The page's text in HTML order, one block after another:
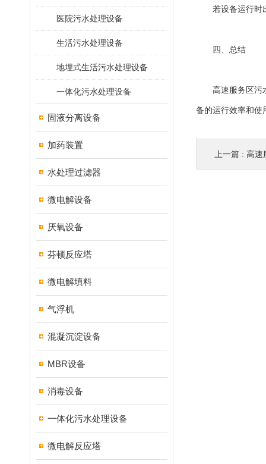
医院污水处理设备
生活污水处理设备
地埋式生活污水处理设备
一体化污水处理设备
固液分离设备
加药装置
水处理过滤器
微电解设备
厌氧设备
芬顿反应塔
微电解填料
气浮机
混凝沉淀设备
MBR设备
消毒设备
一体化污水处理设备
微电解反应塔
若设备运行时出
四、总结
高速服务区污水
备的运行效率和使
上一篇 : 高速服